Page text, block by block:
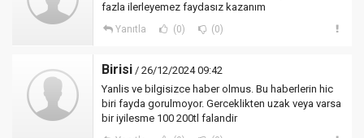
fazla ilerleyemez faydasız kazanım
Yanıtla (0) (0)
Birisi / 26/12/2024 09:42
Yanlis ve bilgisizce haber olmus. Bu haberlerin hic
biri fayda gorulmoyor. Gerceklikten uzak veya varsa
bir iyilesme 100 200tl falandir